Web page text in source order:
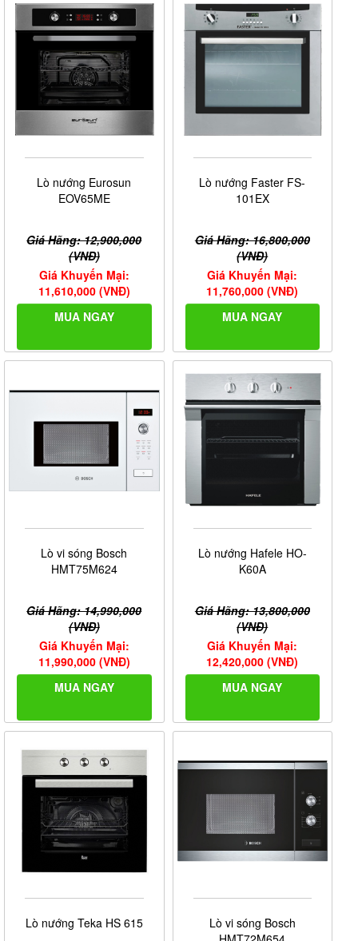
Lò nướng Eurosun
EOV65ME
Giá Hãng: 12,900,000
(VNĐ)
Giá Khuyến Mại:
11,610,000 (VNĐ)
MUA NGAY
Lò nướng Faster FS-
101EX
Giá Hãng: 16,800,000
(VNĐ)
Giá Khuyến Mại:
11,760,000 (VNĐ)
MUA NGAY
Lò vi sóng Bosch
HMT75M624
Giá Hãng: 14,990,000
(VNĐ)
Giá Khuyến Mại:
11,990,000 (VNĐ)
MUA NGAY
Lò nướng Hafele HO-
K60A
Giá Hãng: 13,800,000
(VNĐ)
Giá Khuyến Mại:
12,420,000 (VNĐ)
MUA NGAY
Lò nướng Teka HS 615
Lò vi sóng Bosch